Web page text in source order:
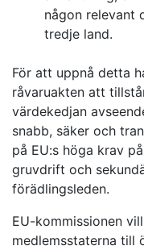
någon relevant
tredje land.
För att uppnå detta
råvaruakten att
värdekedjan
snabb, säker och
på EU:s höga krav
gruvdrift och
förädlingsleden.
EU-kommissionen
medlemsstaterna till